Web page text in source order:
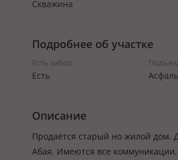
Скважина
Подробнее об участке
Есть забор
Есть
Описание
Продаётся старый но жилой дом.
Абая. Имеются все